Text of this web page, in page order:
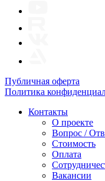
Публичная оферта
Политика
Контакты
О проекте
Вопрос /
Стоимость
Оплата
Вакансии